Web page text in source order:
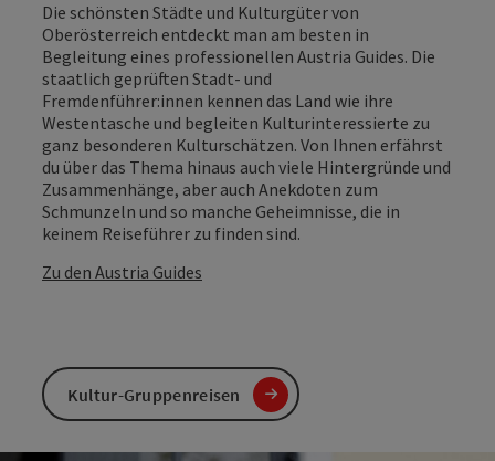
Die schönsten Städte und Kulturgüter von
Oberösterreich entdeckt man am besten in
Begleitung eines professionellen Austria Guides. Die
staatlich geprüften Stadt- und
Fremdenführer:innen kennen das Land wie ihre
Westentasche und begleiten Kulturinteressierte zu
ganz besonderen Kulturschätzen. Von Ihnen erfährst
du über das Thema hinaus auch viele Hintergründe und
Zusammenhänge, aber auch Anekdoten zum
Schmunzeln und so manche Geheimnisse, die in
keinem Reiseführer zu finden sind.
Zu den Austria Guides
Kultur-Gruppenreisen